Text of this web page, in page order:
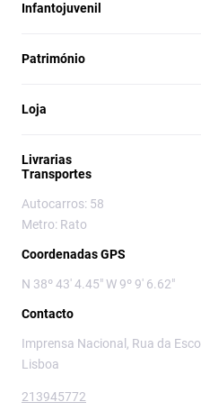
Infantojuvenil
Património
Loja
Livrarias
Transportes
Autocarros: 58
Metro: Rato
Coordenadas GPS
N 38º 43' 4.45" W 9º 9' 6.62"
Contacto
Imprensa Nacional, Rua da
Lisboa
213945772